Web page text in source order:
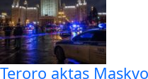
Teroro aktas